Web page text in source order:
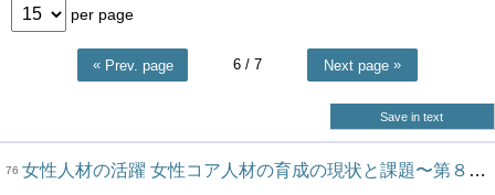
per page
Prev. page 6 / 7 Next page
Save in text
76 女性人材の活躍 女性コア人材の育成の現状と課題〜第８回コア人材としての女性社員育成に関する調査結果〜 ２０１７